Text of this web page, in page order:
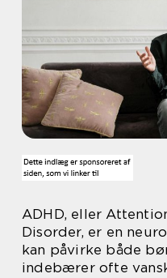
ADHD, eller
Disorder, er en
kan påvirke både
indebærer ofte